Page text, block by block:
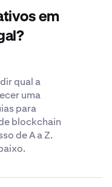
Orca. Saiba mais
reconhecidos
em
qual a
uma
para
blockchain
de A a Z.